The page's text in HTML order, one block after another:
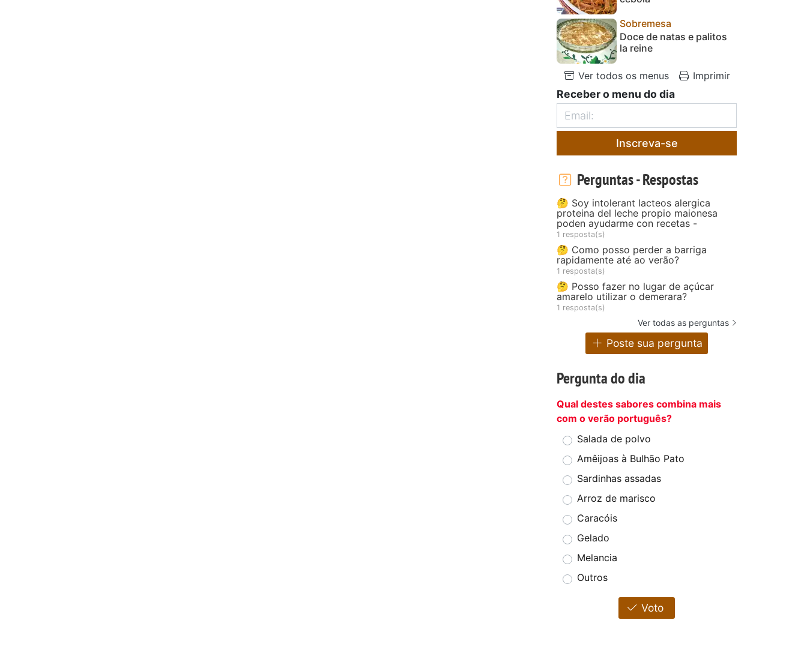
Sobremesa
Doce de natas e palitos
la reine
Ver todos os menus Imprimir
Receber o menu do dia
Inscreva-se
Perguntas - Respostas
🤔 Soy intolerant lacteos alergica
proteina del leche propio maionesa
poden ayudarme con recetas -
1 resposta(s)
🤔 Como posso perder a barriga
rapidamente até ao verão?
1 resposta(s)
🤔 Posso fazer no lugar de açúcar
amarelo utilizar o demerara?
1 resposta(s)
Ver todas as perguntas
Poste sua pergunta
Pergunta do dia
Qual destes sabores combina mais
com o verão português?
Salada de polvo
Amêijoas à Bulhão Pato
Sardinhas assadas
Arroz de marisco
Caracóis
Gelado
Melancia
Outros
Voto